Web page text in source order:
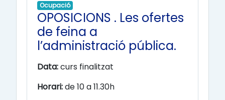
Ocupació
OPOSICIONS . Les ofertes
de feina a
l’administració pública.
Data:curs finalitzat
Horari:de 10 a 11.30h